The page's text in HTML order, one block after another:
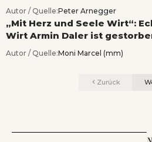
Autor / Quelle:Peter Arnegger
„Mit Herz und Seele Wirt“:
Wirt Armin Daler ist
Autor / Quelle:Moni Marcel (mm)
Zurück